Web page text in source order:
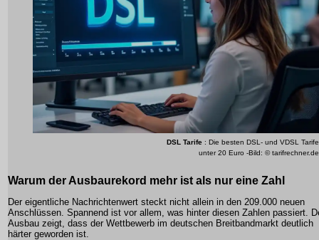
DSL Tarife : Die besten DSL- und VDSL Tarife
unter 20 Euro -Bild: © tarifrechner.de
Warum der Ausbaurekord mehr ist als nur eine Zahl
Der eigentliche Nachrichtenwert steckt nicht allein in den 209.000 neuen
Anschlüssen. Spannend ist vor allem, was hinter diesen Zahlen passiert.
Ausbau zeigt, dass der Wettbewerb im deutschen Breitbandmarkt deutlich
härter geworden ist.